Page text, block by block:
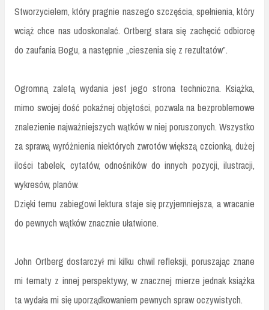
Stworzycielem, który pragnie naszego szczęścia, spełnienia, który
wciąż chce nas udoskonalać. Ortberg stara się zachęcić odbiorcę
do zaufania Bogu, a następnie „cieszenia się z rezultatów”.
Ogromną zaletą wydania jest jego strona techniczna. Książka,
mimo swojej dość pokaźnej objętości, pozwala na bezproblemowe
znalezienie najważniejszych wątków w niej poruszonych. Wszystko
za sprawą wyróżnienia niektórych zwrotów większą czcionką, dużej
ilości tabelek, cytatów, odnośników do innych pozycji, ilustracji,
wykresów, planów.
Dzięki temu zabiegowi lektura staje się przyjemniejsza, a wracanie
do pewnych wątków znacznie ułatwione.
John Ortberg dostarczył mi kilku chwil refleksji, poruszając znane
mi tematy z innej perspektywy, w znacznej mierze jednak książka
ta wydała mi się uporządkowaniem pewnych spraw oczywistych.